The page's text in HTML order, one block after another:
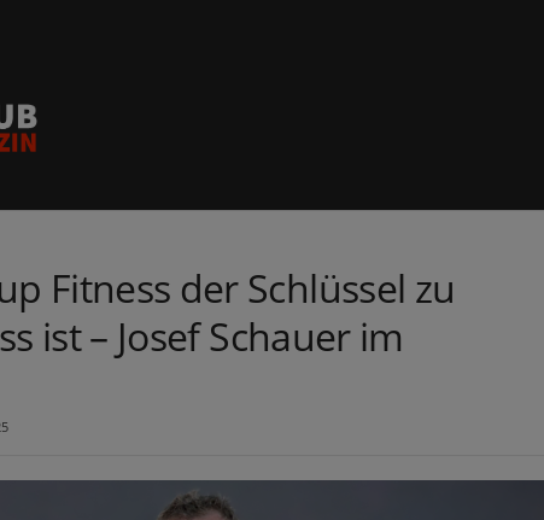
Fitness der Schlüssel zu
ist – Josef Schauer im